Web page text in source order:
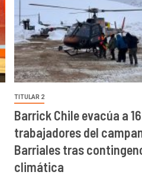
TITULAR 2
Barrick Chile evacúa a 16
trabajadores del
Barriales tras
climática